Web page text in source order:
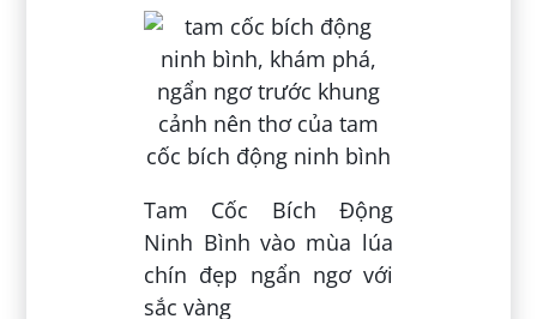
Tam Cốc Bích Động
Ninh Bình vào mùa lúa
chín đẹp ngẩn ngơ với
sắc vàng